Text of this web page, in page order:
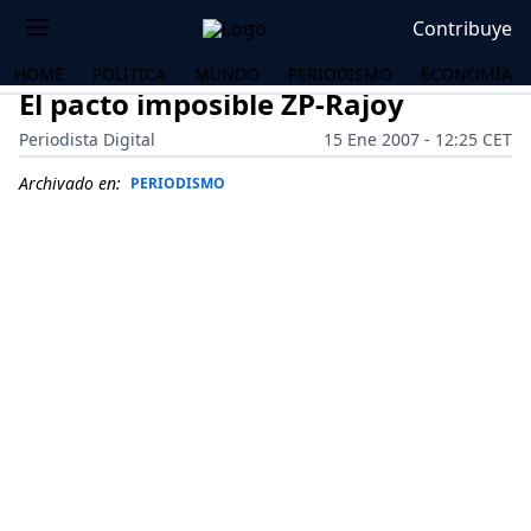
Contribuye
HOME POLÍTICA MUNDO PERIODISMO ECONOMÍA
El pacto imposible ZP-Rajoy
Periodista Digital
15 Ene 2007 - 12:25 CET
Archivado en: PERIODISMO